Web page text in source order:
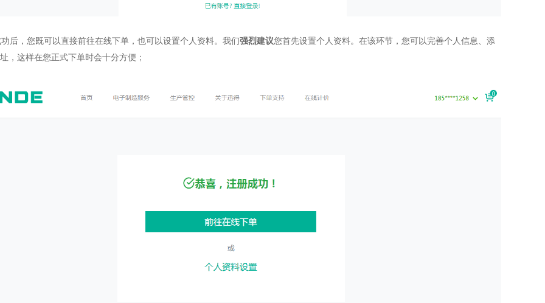
后，您既可以直接前往在线下单，也可以设置个人资料。我们强烈建议您首先设置个人资料。在该环节，您可以完善个人信息、添
，这样在您正式下单时会十分方便；